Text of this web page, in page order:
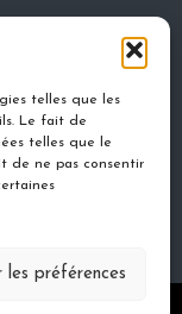
telles que les
Le fait de
telles que le
de ne pas consentir
les préférences